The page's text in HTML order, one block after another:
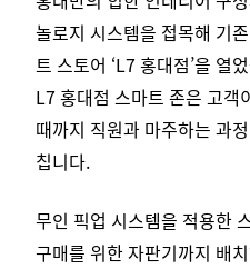
놀로지 시스템을 접목해 기
트 스토어 ‘L7 홍대점’을 열
L7 홍대점 스마트 존은 고객
때까지 직원과 마주하는 과
칩니다.
무인 픽업 시스템을 적용한
구매를 위한 자판기까지 배